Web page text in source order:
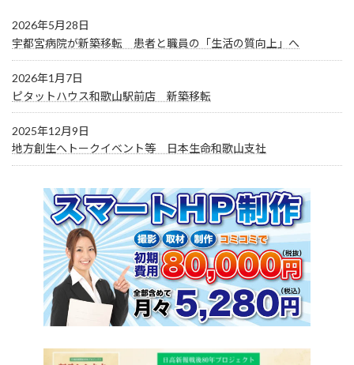
2026年5月28日
宇都宮病院が新築移転 患者と職員の「生活の質向上」へ
2026年1月7日
ピタットハウス和歌山駅前店 新築移転
2025年12月9日
地方創生へトークイベント等 日本生命和歌山支社